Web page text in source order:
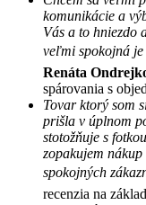
komunikácie a
Vás a to hniezdo
veľmi spokojná
Renáta
spárovania s
Tovar ktorý som
prišla v úplnom
stotožňuje s
zopakujem
spokojných
recenzia na